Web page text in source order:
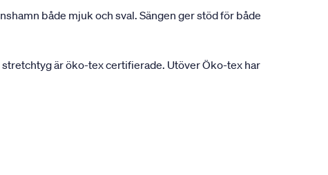
både mjuk och sval. Sängen ger stöd för både
är öko-tex certifierade. Utöver Öko-tex har